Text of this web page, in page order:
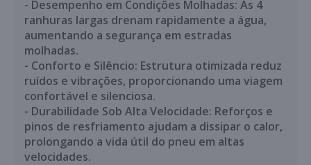
- Desempenho em Condições Molhadas: As 4
ranhuras largas drenam rapidamente a água,
aumentando a segurança em estradas
molhadas.
- Conforto e Silêncio: Estrutura otimizada reduz
ruídos e vibrações, proporcionando uma viagem
confortável e silenciosa.
- Durabilidade Sob Alta Velocidade: Reforços e
pinos de resfriamento ajudam a dissipar o calor,
prolongando a vida útil do pneu em altas
velocidades.